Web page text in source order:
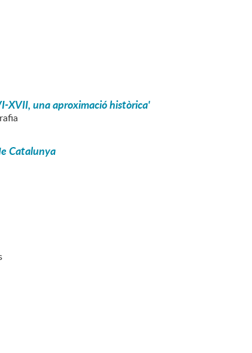
XVII, una aproximació històrica'
Catalunya